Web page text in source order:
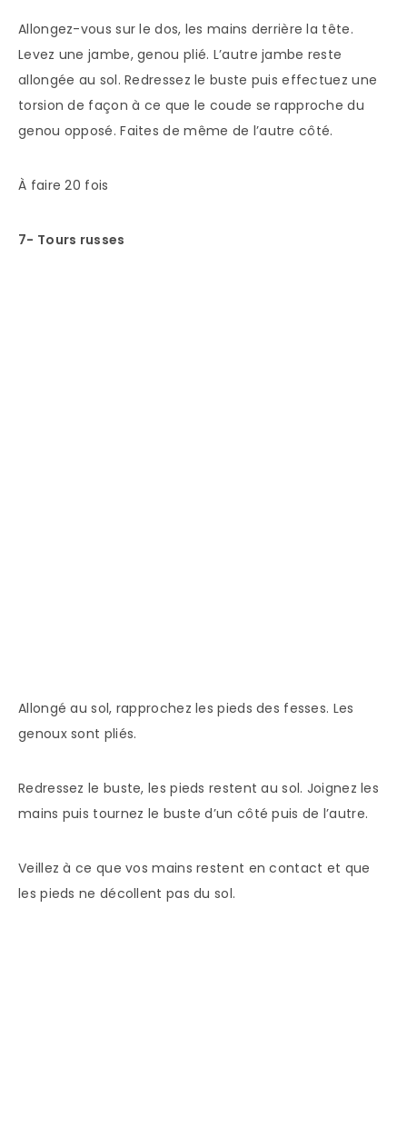
Allongez-vous sur le dos, les mains derrière la tête.
Levez une jambe, genou plié. L’autre jambe reste
allongée au sol. Redressez le buste puis effectuez une
torsion de façon à ce que le coude se rapproche du
genou opposé. Faites de même de l’autre côté.
À faire 20 fois
7- Tours russes
Allongé au sol, rapprochez les pieds des fesses. Les
genoux sont pliés.
Redressez le buste, les pieds restent au sol. Joignez les
mains puis tournez le buste d’un côté puis de l’autre.
Veillez à ce que vos mains restent en contact et que
les pieds ne décollent pas du sol.